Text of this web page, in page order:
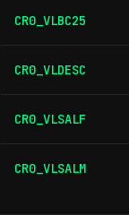
CR0_VLBC25
CR0_VLDESC
CR0_VLSALF
CR0_VLSALM